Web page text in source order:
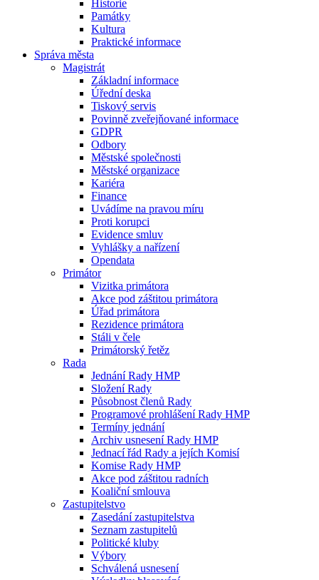
Historie
Památky
Kultura
Praktické informace
Správa města
Magistrát
Základní informace
Úřední deska
Tiskový servis
Povinně zveřejňované informace
GDPR
Odbory
Městské společnosti
Městské organizace
Kariéra
Finance
Uvádíme na pravou míru
Proti korupci
Evidence smluv
Vyhlášky a nařízení
Opendata
Primátor
Vizitka primátora
Akce pod záštitou primátora
Úřad primátora
Rezidence primátora
Stáli v čele
Primátorský řetěz
Rada
Jednání Rady HMP
Složení Rady
Působnost členů Rady
Programové prohlášení Rady HMP
Termíny jednání
Archiv usnesení Rady HMP
Jednací řád Rady a jejích Komisí
Komise Rady HMP
Akce pod záštitou radních
Koaliční smlouva
Zastupitelstvo
Zasedání zastupitelstva
Seznam zastupitelů
Politické kluby
Výbory
Schválená usnesení